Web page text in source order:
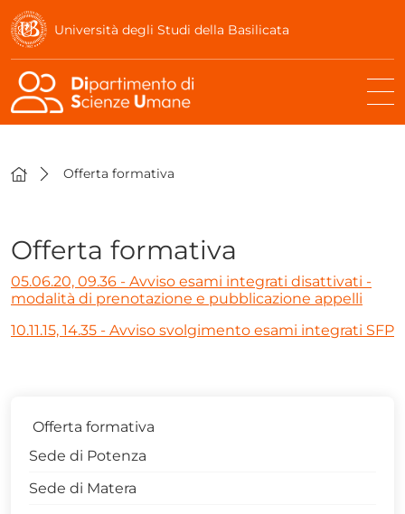
Università degli Studi della Basilicata
Offerta formativa
Offerta formativa
05.06.20, 09.36 - Avviso esami integrati disattivati -
modalità di prenotazione e pubblicazione appelli
10.11.15, 14.35 - Avviso svolgimento esami integrati SFP
Offerta formativa
Sede di Potenza
Sede di Matera